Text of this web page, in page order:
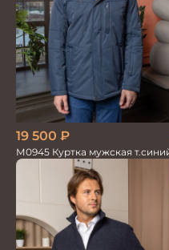
19 500 ₽
М0945 Куртка мужская